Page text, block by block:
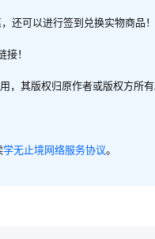
还可以进行签到兑换实物商品！
！
其版权归原作者或版权方所有
学无止境网络服务协议。